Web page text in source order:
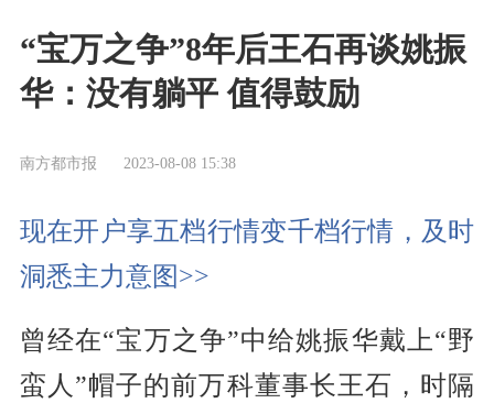
“宝万之争”8年后王石再谈姚振
华：没有躺平 值得鼓励
南方都市报 2023-08-08 15:38
现在开户享五档行情变千档行情，及时
洞悉主力意图>>
曾经在“宝万之争”中给姚振华戴上“野
蛮人”帽子的前万科董事长王石，时隔